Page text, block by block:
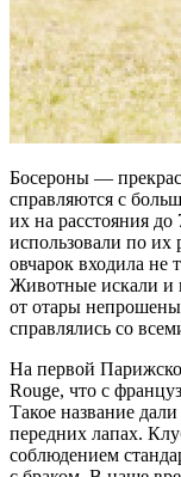
Босероны —
справляются с
их на расстояния
использовали по их
овчарок входила не
Животные искали и
от отары
справлялись со
На первой
Rouge, что с
Такое название
передних лапах.
соблюдением